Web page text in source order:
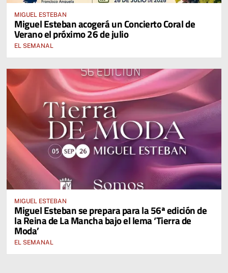
MIGUEL ESTEBAN
Miguel Esteban acogerá un Concierto Coral de
Verano el próximo 26 de julio
EL SEMANAL
MIGUEL ESTEBAN
Miguel Esteban se prepara para la 56ª edición de
la Reina de La Mancha bajo el lema ‘Tierra de
Moda’
EL SEMANAL